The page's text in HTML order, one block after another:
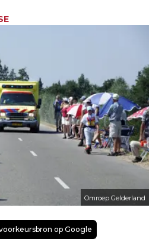
Omroep Gelderland
op Google